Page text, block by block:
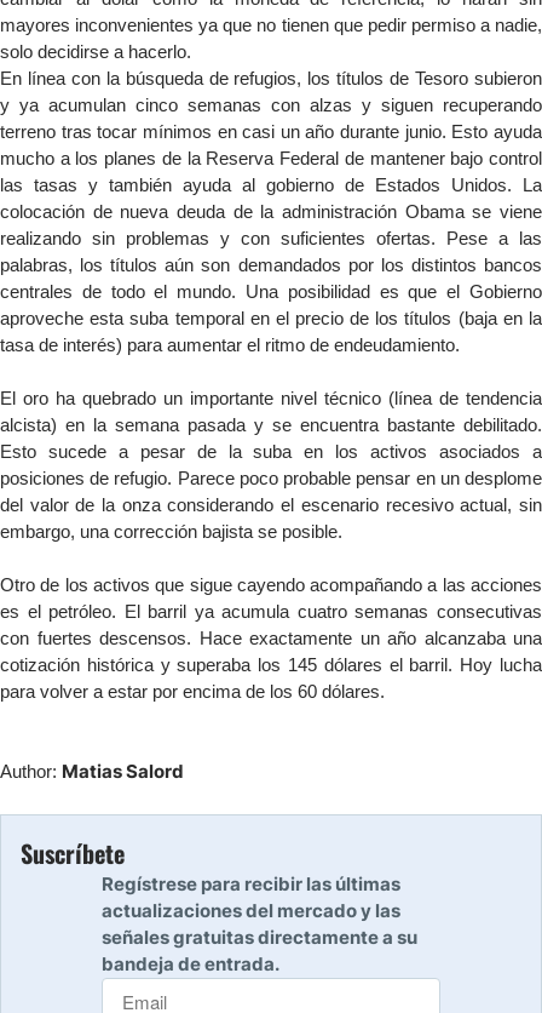
mayores inconvenientes ya que no tienen que pedir permiso a nadie,
solo decidirse a hacerlo.
En línea con la búsqueda de refugios, los títulos de Tesoro subieron
y ya acumulan cinco semanas con alzas y siguen recuperando
terreno tras tocar mínimos en casi un año durante junio. Esto ayuda
mucho a los planes de la Reserva Federal de mantener bajo control
las tasas y también ayuda al gobierno de Estados Unidos. La
colocación de nueva deuda de la administración Obama se viene
realizando sin problemas y con suficientes ofertas. Pese a las
palabras, los títulos aún son demandados por los distintos bancos
centrales de todo el mundo. Una posibilidad es que el Gobierno
aproveche esta suba temporal en el precio de los títulos (baja en la
tasa de interés) para aumentar el ritmo de endeudamiento.
El oro ha quebrado un importante nivel técnico (línea de tendencia
alcista) en la semana pasada y se encuentra bastante debilitado.
Esto sucede a pesar de la suba en los activos asociados a
posiciones de refugio. Parece poco probable pensar en un desplome
del valor de la onza considerando el escenario recesivo actual, sin
embargo, una corrección bajista se posible.
Otro de los activos que sigue cayendo acompañando a las acciones
es el petróleo. El barril ya acumula cuatro semanas consecutivas
con fuertes descensos. Hace exactamente un año alcanzaba una
cotización histórica y superaba los 145 dólares el barril. Hoy lucha
para volver a estar por encima de los 60 dólares.
Author: Matias Salord
Suscríbete
Regístrese para recibir las últimas
actualizaciones del mercado y las
señales gratuitas directamente a su
bandeja de entrada.